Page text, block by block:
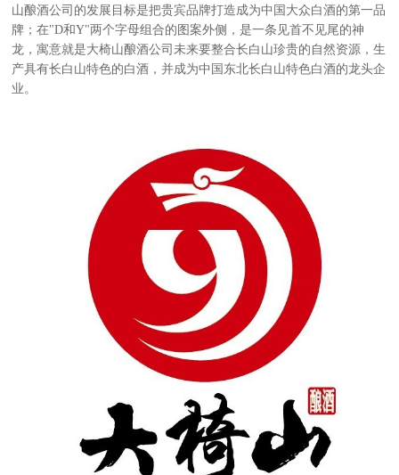
山酿酒公司的发展目标是把贵宾品牌打造成为中国大众白酒的第一品
牌；在"D和Y"两个字母组合的图案外侧，是一条见首不见尾的神
龙，寓意就是大椅山酿酒公司未来要整合长白山珍贵的自然资源，生
产具有长白山特色的白酒，并成为中国东北长白山特色白酒的龙头企
业。